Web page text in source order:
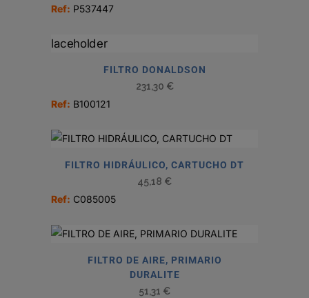
Ref: P537447
FILTRO DONALDSON
231,30 €
Ref: B100121
FILTRO HIDRÁULICO, CARTUCHO DT
45,18 €
Ref: C085005
FILTRO DE AIRE, PRIMARIO
DURALITE
51,31 €